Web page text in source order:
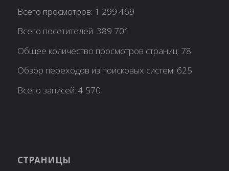
Всего просмотров: 1 299 469
Всего посетителей:389 701
Общее количество просмотров страниц: 78
Обзор переходов из поисковых систем: 625
Всего записей:4 570
СТРАНИЦЫ